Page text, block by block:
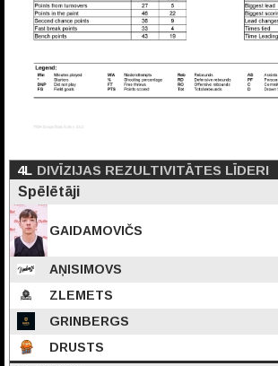
4L DIVĪZIJAS REZULTIVITĀTES LĪDERI
Spēlētāji
GAIDAMOVIČS
AŅISIMOVS
ZLEMETS
GRINBERGS
DRUSTS